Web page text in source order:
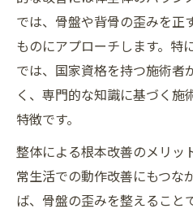
では、骨盤や背骨の歪みを正
ものにアプローチします。特
では、国家資格を持つ施術者
く、専門的な知識に基づく施
特徴です。
整体による根本改善のメリッ
常生活での動作改善にもつな
ば、骨盤の歪みを整えること